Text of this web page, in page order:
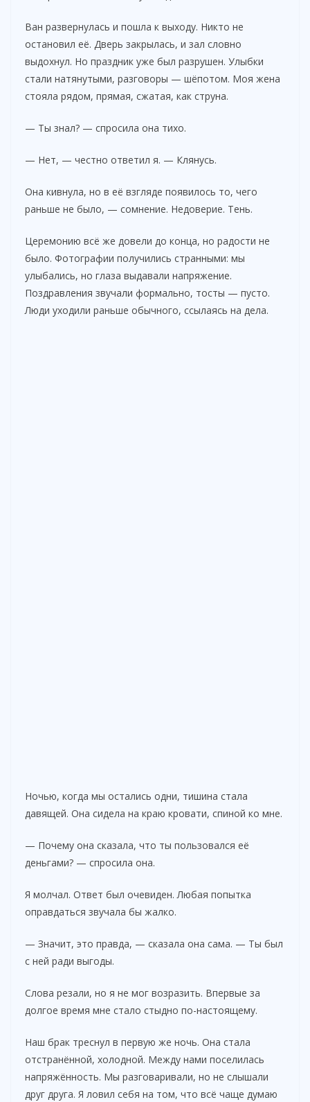
Ван развернулась и пошла к выходу. Никто не
остановил её. Дверь закрылась, и зал словно
выдохнул. Но праздник уже был разрушен. Улыбки
стали натянутыми, разговоры — шёпотом. Моя жена
стояла рядом, прямая, сжатая, как струна.
— Ты знал? — спросила она тихо.
— Нет, — честно ответил я. — Клянусь.
Она кивнула, но в её взгляде появилось то, чего
раньше не было, — сомнение. Недоверие. Тень.
Церемонию всё же довели до конца, но радости не
было. Фотографии получились странными: мы
улыбались, но глаза выдавали напряжение.
Поздравления звучали формально, тосты — пусто.
Люди уходили раньше обычного, ссылаясь на дела.
Ночью, когда мы остались одни, тишина стала
давящей. Она сидела на краю кровати, спиной ко мне.
— Почему она сказала, что ты пользовался её
деньгами? — спросила она.
Я молчал. Ответ был очевиден. Любая попытка
оправдаться звучала бы жалко.
— Значит, это правда, — сказала она сама. — Ты был
с ней ради выгоды.
Слова резали, но я не мог возразить. Впервые за
долгое время мне стало стыдно по-настоящему.
Наш брак треснул в первую же ночь. Она стала
отстранённой, холодной. Между нами поселилась
напряжённость. Мы разговаривали, но не слышали
друг друга. Я ловил себя на том, что всё чаще думаю